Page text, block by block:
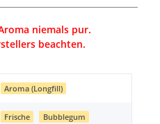
niemals pur.
beachten.
Aroma (Longfill)
Frische Bubblegum